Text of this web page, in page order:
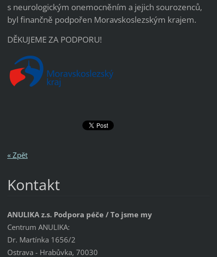
s neurologickým onemocněním a jejich sourozenců,
byl finančně podpořen Moravskoslezským krajem.
DĚKUJEME ZA PODPORU!
« Zpět
Kontakt
ANULIKA z.s. Podpora péče / To jsme my
Centrum ANULIKA:
Dr. Martínka 1656/2
Ostrava - Hrabůvka, 70030